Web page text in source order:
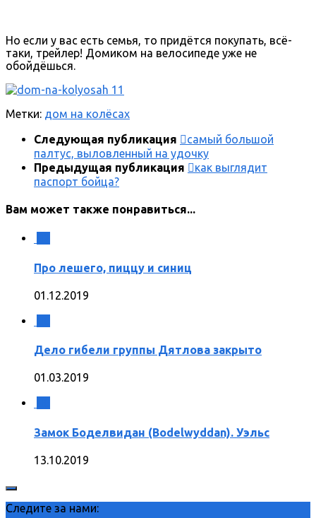
Но если у вас есть семья, то придётся покупать, всё-
таки, трейлер! Домиком на велосипеде уже не
обойдёшься.
Метки: дом на колёсах
Следующая публикация
самый большой
палтус, выловленный на удочку
Предыдущая публикация
как выглядит
паспорт бойца?
Вам может также понравиться...
Про лешего, пиццу и синиц
01.12.2019
Дело гибели группы Дятлова закрыто
01.03.2019
Замок Боделвидан (Bodelwyddan). Уэльс
13.10.2019
Следите за нами: